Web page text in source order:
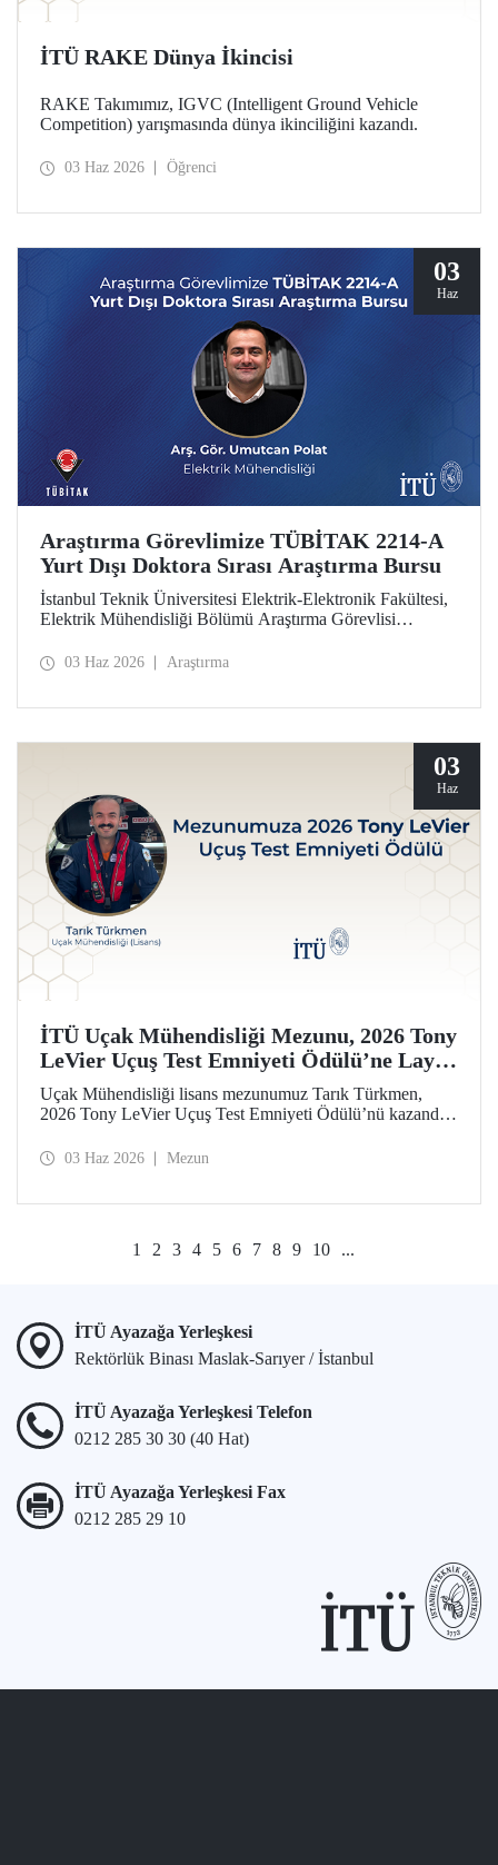
İTÜ RAKE Dünya İkincisi
RAKE Takımımız, IGVC (Intelligent Ground Vehicle
Competition) yarışmasında dünya ikinciliğini kazandı.
03 Haz 2026 Öğrenci
03
Haz
Araştırma Görevlimize TÜBİTAK 2214-A
Yurt Dışı Doktora Sırası Araştırma Bursu
İstanbul Teknik Üniversitesi Elektrik-Elektronik Fakültesi,
Elektrik Mühendisliği Bölümü Araştırma Görevlisi
Sırası Araştırma Bursu kapsamında desteklenmeye hak
03 Haz 2026 Araştırma
03
Haz
İTÜ Uçak Mühendisliği Mezunu, 2026 Tony
LeVier Uçuş Test Emniyeti Ödülü’ne Layık
Görüldü
Uçak Mühendisliği lisans mezunumuz Tarık Türkmen,
2026 Tony LeVier Uçuş Test Emniyeti Ödülü’nü kazandı.
emniyetine ve literatürüne sağladığı katkıyla bu prestijli
03 Haz 2026 Mezun
1 2 3 4 5 6 7 8 9 10 ...
İTÜ Ayazağa Yerleşkesi
Rektörlük Binası Maslak-Sarıyer / İstanbul
İTÜ Ayazağa Yerleşkesi Telefon
0212 285 30 30 (40 Hat)
İTÜ Ayazağa Yerleşkesi Fax
0212 285 29 10